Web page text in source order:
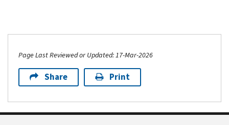
Page Last Reviewed or Updated: 17-Mar-2026
Share Print